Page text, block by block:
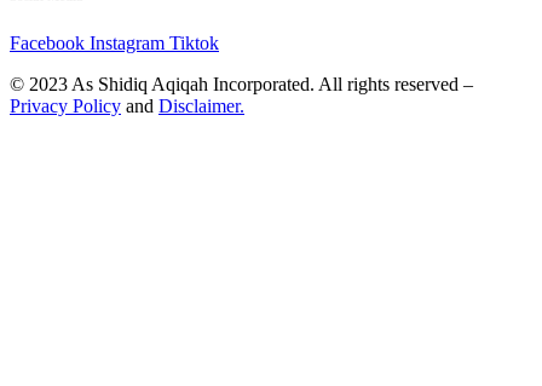
Facebook Instagram Tiktok
© 2023 As Shidiq Aqiqah Incorporated. All rights reserved –
Privacy Policy and Disclaimer.